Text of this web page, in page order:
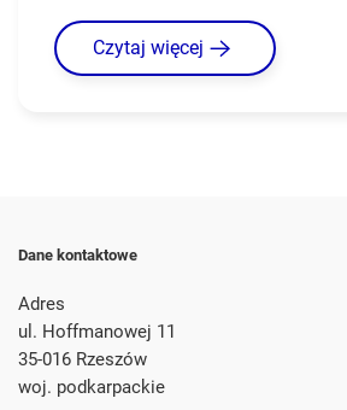
Czytaj więcej
Dane kontaktowe
Adres
ul. Hoffmanowej 11
35-016 Rzeszów
woj. podkarpackie